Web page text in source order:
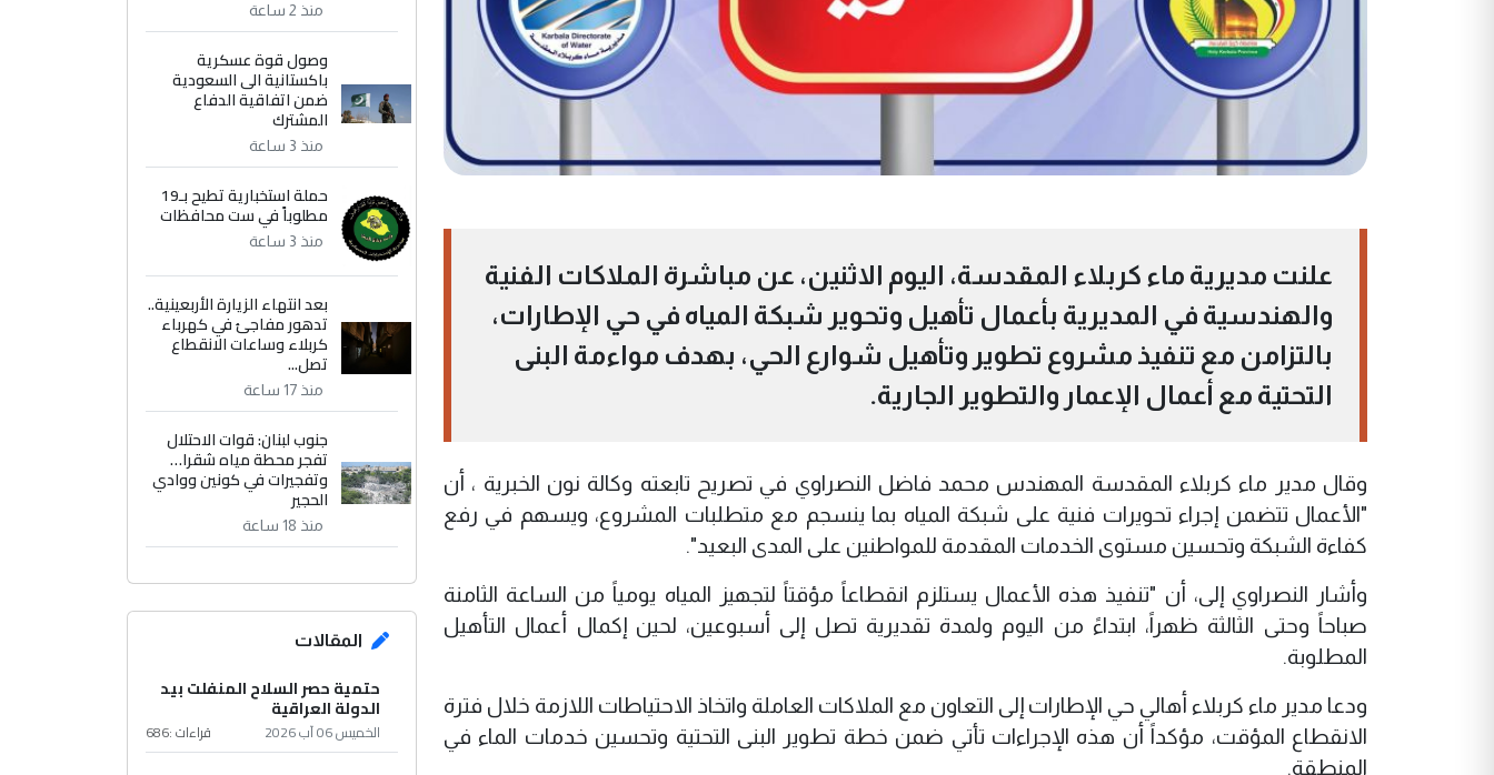
علنت مديرية ماء كربلاء المقدسة، اليوم الاثنين، عن مباشرة الملاكات الفنية
والهندسية في المديرية بأعمال تأهيل وتحوير شبكة المياه في حي الإطارات،
بالتزامن مع تنفيذ مشروع تطوير وتأهيل شوارع الحي، بهدف مواءمة البنى
التحتية مع أعمال الإعمار والتطوير الجارية.
وقال مدير ماء كربلاء المقدسة المهندس محمد فاضل النصراوي في تصريح تابعته وكالة نون الخبرية ، أن
"الأعمال تتضمن إجراء تحويرات فنية على شبكة المياه بما ينسجم مع متطلبات المشروع، ويسهم في رفع
كفاءة الشبكة وتحسين مستوى الخدمات المقدمة للمواطنين على المدى البعيد".
وأشار النصراوي إلى، أن "تنفيذ هذه الأعمال يستلزم انقطاعاً مؤقتاً لتجهيز المياه يومياً من الساعة الثامنة
صباحاً وحتى الثالثة ظهراً، ابتداءً من اليوم ولمدة تقديرية تصل إلى أسبوعين، لحين إكمال أعمال التأهيل
المطلوبة.
ودعا مدير ماء كربلاء أهالي حي الإطارات إلى التعاون مع الملاكات العاملة واتخاذ الاحتياطات اللازمة خلال فترة
الانقطاع المؤقت، مؤكداً أن هذه الإجراءات تأتي ضمن خطة تطوير البنى التحتية وتحسين خدمات الماء في
المنطقة.
منذ 2 ساعة
وصول قوة عسكرية
باكستانية الى السعودية
ضمن اتفاقية الدفاع
المشترك
منذ 3 ساعة
حملة استخبارية تطيح بـ19
مطلوباً في ست محافظات
منذ 3 ساعة
بعد انتهاء الزيارة الأربعينية..
تدهور مفاجئ في كهرباء
كربلاء وساعات الانقطاع
تصل...
منذ 17 ساعة
جنوب لبنان: قوات الاحتلال
تفجر محطة مياه شقرا…
وتفجيرات في كونين ووادي
الحجير
منذ 18 ساعة
المقالات
حتمية حصر السلاح المنفلت بيد
الدولة العراقية
الخميس 06 آب 2026 قراءات :686